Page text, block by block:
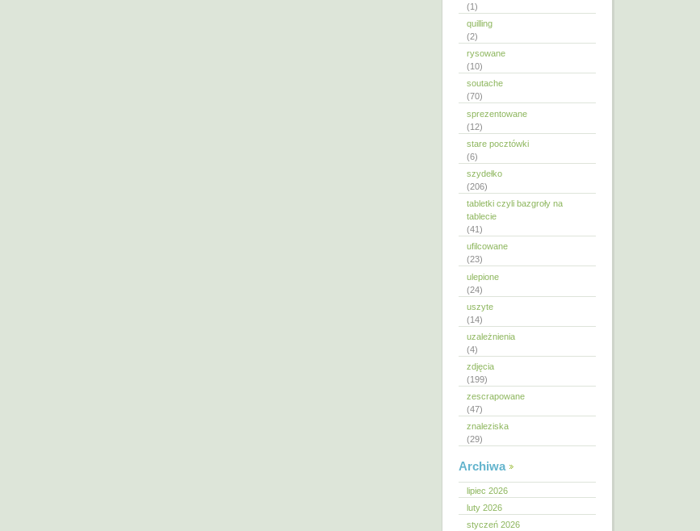
(1)
quilling
(2)
rysowane
(10)
soutache
(70)
sprezentowane
(12)
stare pocztówki
(6)
szydełko
(206)
tabletki czyli bazgroły na
tablecie
(41)
ufilcowane
(23)
ulepione
(24)
uszyte
(14)
uzależnienia
(4)
zdjęcia
(199)
zescrapowane
(47)
znaleziska
(29)
Archiwa
lipiec 2026
luty 2026
styczeń 2026